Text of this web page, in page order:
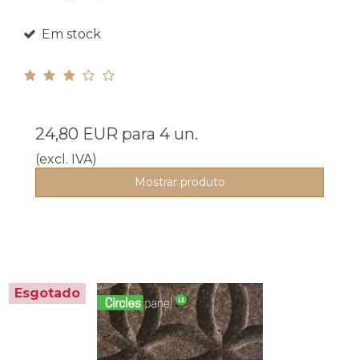
Em stock
24,80 EUR para 4 un.
(excl. IVA)
Mostrar produto
Esgotado